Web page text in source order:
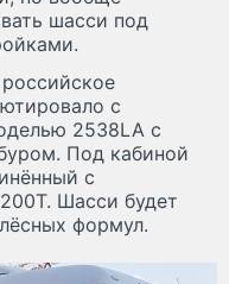
шасси под
с
2538LA с
Под кабиной
с
Шасси будет
формул.